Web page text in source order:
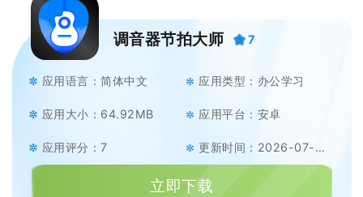
调音器节拍大师 7
应用语言：简体中文 应用类型：办公学习
应用大小：64.92MB 应用平台：安卓
应用评分：7 更新时间：2026-07-08
立即下载